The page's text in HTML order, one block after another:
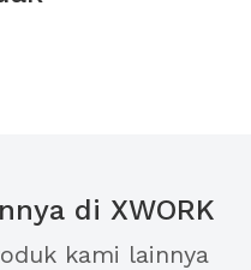
di XWORK
kami lainnya